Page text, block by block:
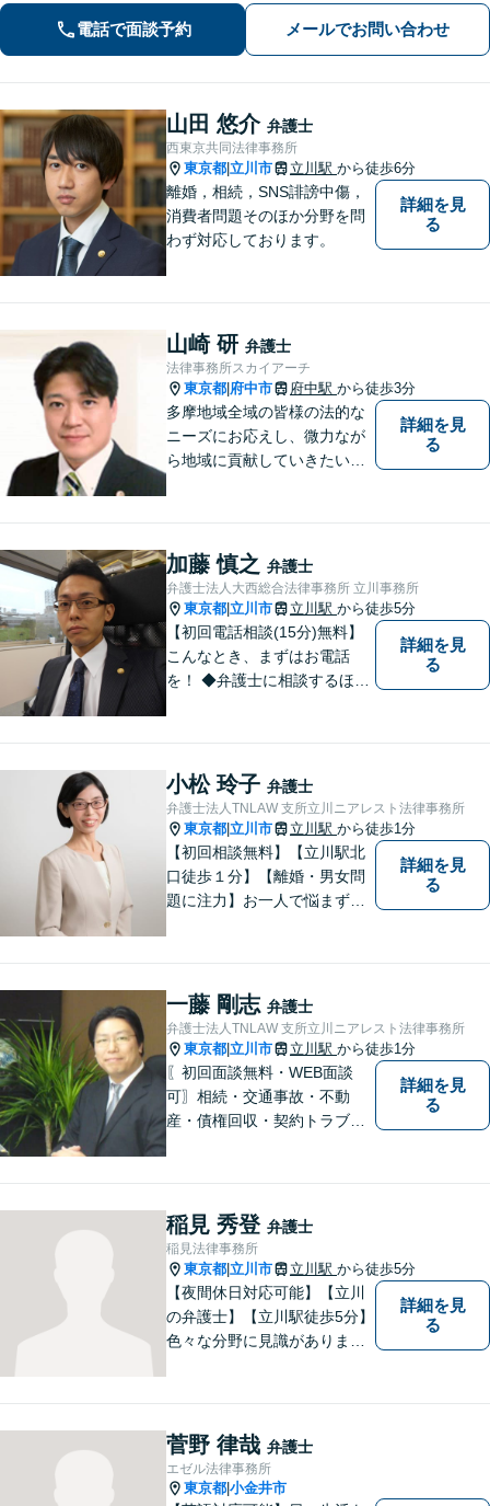
ラスメント対策措置をレクチャー。過
労死・過労自殺などの問題にも精通
【府中駅3分】
電話で面談予約 メールでお問い合わせ
山田 悠介 弁護士
西東京共同法律事務所
東京都 立川市 立川駅 から徒歩6分
離婚，相続，SNS誹謗中傷，
消費者問題そのほか分野を問
わず対応しております。
詳細を見
る
山崎 研 弁護士
法律事務所スカイアーチ
東京都 府中市 府中駅 から徒歩3分
多摩地域全域の皆様の法的な
ニーズにお応えし、微力なが
ら地域に貢献していきたいと
詳細を見
る
加藤 慎之 弁護士
弁護士法人大西総合法律事務所 立川事務所
東京都 立川市 立川駅 から徒歩5分
【初回電話相談(15分)無料】
こんなとき、まずはお電話
を！ ◆弁護士に相談するほど
法を指南します。） ◆弁護士
に依頼したら、費用はいくら
かかるのか。
詳細を見
る
小松 玲子 弁護士
弁護士法人TNLAW 支所立川ニアレスト法律事務所
東京都 立川市 立川駅 から徒歩1分
【初回相談無料】【立川駅北
口徒歩１分】【離婚・男女問
題に注力】お一人で悩まず、
詳細を見
る
一藤 剛志 弁護士
弁護士法人TNLAW 支所立川ニアレスト法律事務所
東京都 立川市 立川駅 から徒歩1分
〖初回面談無料・WEB面談
可〗相続・交通事故・不動
産・債権回収・契約トラブル
詳細を見
る
稲見 秀登 弁護士
稲見法律事務所
東京都 立川市 立川駅 から徒歩5分
【夜間休日対応可能】【立川
の弁護士】【立川駅徒歩5分】
色々な分野に見識がありま
詳細を見
る
菅野 律哉 弁護士
エゼル法律事務所
東京都 小金井市